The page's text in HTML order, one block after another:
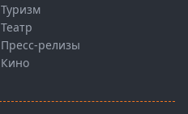
Туризм
Театр
Пресс-релизы
Кино